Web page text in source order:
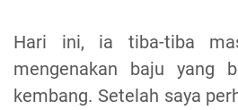
Hari ini, ia tiba-tiba
mengenakan baju yang
kembang. Setelah saya